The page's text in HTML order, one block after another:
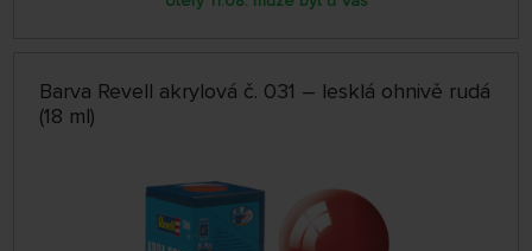
Barva Revell akrylová č. 031 – lesklá ohnivě rudá
(18 ml)